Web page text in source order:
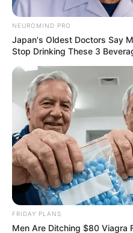
NEUROMIND PRO
Japan's Oldest Doctors Say
Stop Drinking These 3
FRIDAY PLANS
Men Are Ditching $80 Viagra